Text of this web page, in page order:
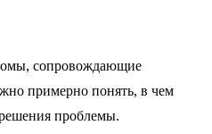
сопровождающие
примерно понять, в чем
проблемы.